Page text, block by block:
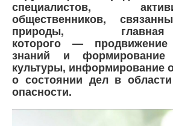
специалистов,
общественников,
природы,
которого — продвижение
знаний и формирование
культуры, информирование
о состоянии дел в области
опасности.